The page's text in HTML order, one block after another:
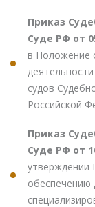
Приказ
Суде РФ от
в Положение
судов
Российской
Приказ
Суде РФ от
утверждении
обеспечению